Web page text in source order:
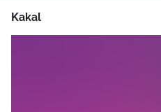
Kakal